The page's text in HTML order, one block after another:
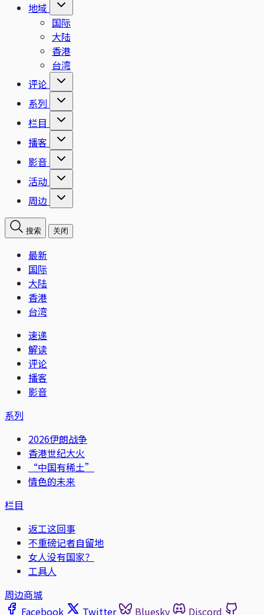
地域
国际
大陆
香港
台湾
评论
系列
栏目
播客
影音
活动
周边
搜索 关闭
最新
国际
大陆
香港
台湾
速递
解读
评论
播客
影音
系列
2026伊朗战争
香港世纪大火
“中国有稀土”
情色的未来
栏目
返工这回事
不重磅记者自留地
女人没有国家？
工具人
周边商城
Facebook
Twitter Bluesky
Discord